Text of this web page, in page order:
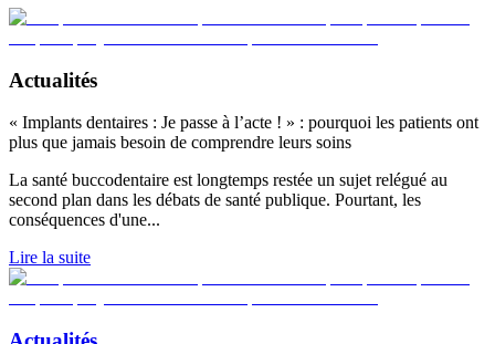
Actualités
« Implants dentaires : Je passe à l’acte ! » : pourquoi les patients ont
plus que jamais besoin de comprendre leurs soins
La santé buccodentaire est longtemps restée un sujet relégué au
second plan dans les débats de santé publique. Pourtant, les
conséquences d'une...
Lire la suite